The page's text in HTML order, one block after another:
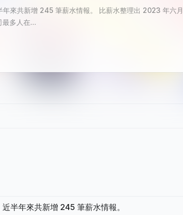
來共新增 245 筆薪水情報。 比薪水整理出 2023 年六
最多人在...
半年來共新增 245 筆薪水情報。